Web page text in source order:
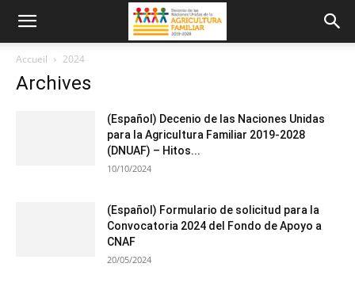
Accueil 2024
Archives
(Español) Decenio de las Naciones Unidas
para la Agricultura Familiar 2019-2028
(DNUAF) – Hitos...
10/10/2024
(Español) Formulario de solicitud para la
Convocatoria 2024 del Fondo de Apoyo a
CNAF
20/05/2024